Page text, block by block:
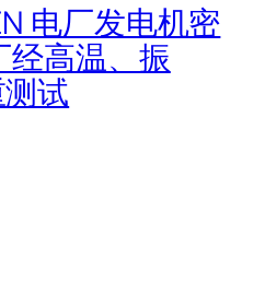
电厂发电机密
经高温、振
试